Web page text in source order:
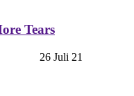
Tears
26 Juli 21